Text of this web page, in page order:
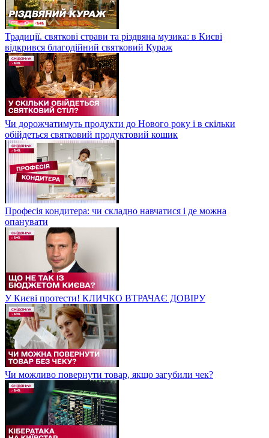
Традиції. святкові страви та різдвяна музика: в Києві
відкрився благодійний святковий Кураж
Чи дорожчатимуть продукти до Нового року і в скільки
обійдеться святковий продуктовий кошик
Професія кондитера: чи складно навчатися і де можна
опанувати
У Києві протести! КЛИЧКО ВТРАЧАЄ ДОВІРУ
Чи можливо повернути товар, якщо загубили чек?